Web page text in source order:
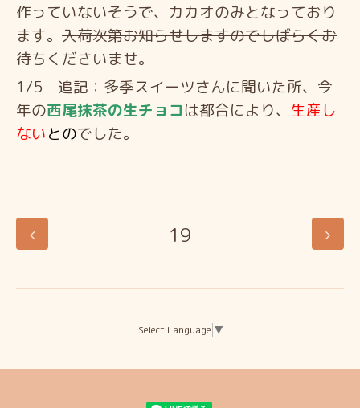
作っていないそうで、カカオのみとなっており
ます。 入荷次第お知らせしますのでしばらくお
待ちくださいませ。
1/5 追記：多季スイーツさんに聞いた所、今
年の西尾抹茶の生チョコは都合により、 生産し
ないとのでした。
19
Select Language ▼